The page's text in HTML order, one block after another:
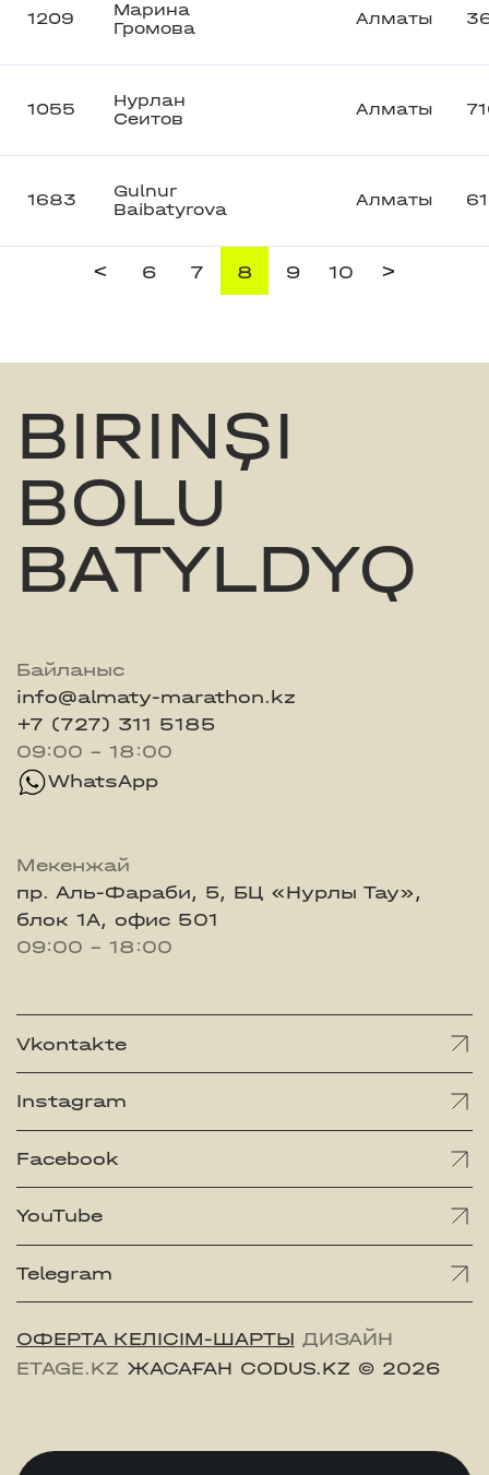
1209
Марина
Громова
Алматы
1055
Нурлан
Сеитов
Алматы
1683
Gulnur
Baibatyrova
Алматы
< 6 7 8 9 10 >
BIRINŞI
BOLU
BATYLDYQ
Байланыс
info@almaty-marathon.kz
+7 (727) 311 5185
09:00 - 18:00
WhatsApp
Мекенжай
пр. Аль-Фараби, 5, БЦ «Нурлы Тау»,
блок 1А, офис 501
09:00 - 18:00
Vkontakte
Instagram
Facebook
YouTube
Telegram
ОФЕРТА КЕЛІСІМ-ШАРТЫ ДИЗАЙН
ETAGE.KZ ЖАСАҒАН CODUS.KZ © 2026